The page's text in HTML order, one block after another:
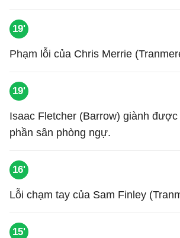
19'
Phạm lỗi của Chris Merrie
19'
Isaac Fletcher (Barrow) giành
phần sân phòng ngự.
16'
Lỗi chạm tay của Sam Finley
15'